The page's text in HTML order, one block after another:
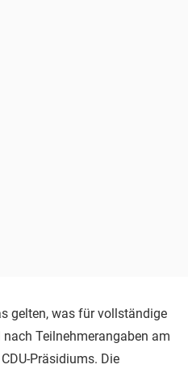
gelten, was für vollständige
Teilnehmerangaben am
Präsidiums. Die